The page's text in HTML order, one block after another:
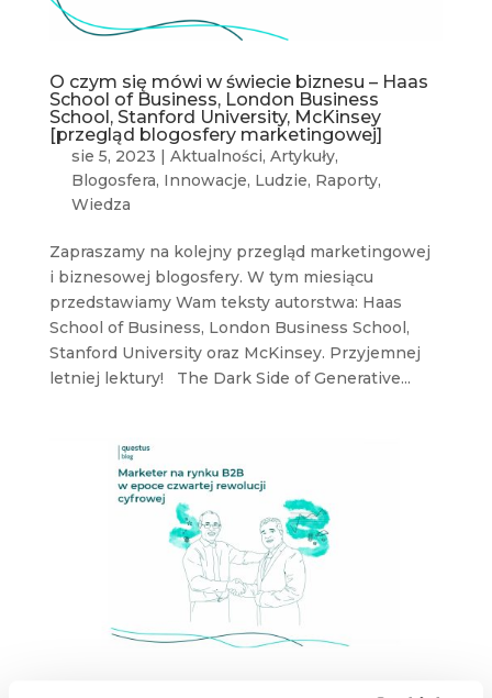
O czym się mówi w świecie biznesu – Haas
School of Business, London Business
School, Stanford University, McKinsey
[przegląd blogosfery marketingowej]
sie 5, 2023 | Aktualności, Artykuły,
Blogosfera, Innowacje, Ludzie, Raporty,
Wiedza
Zapraszamy na kolejny przegląd marketingowej
i biznesowej blogosfery. W tym miesiącu
przedstawiamy Wam teksty autorstwa: Haas
School of Business, London Business School,
Stanford University oraz McKinsey. Przyjemnej
letniej lektury! The Dark Side of Generative...